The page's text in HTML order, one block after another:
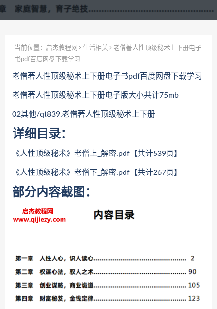
当前位置： 启杰教程网 生活相关
老僧著人性顶级秘术上下册电子
书pdf百度网盘下载学习
老僧著人性顶级秘术上下册电子书pdf百度网盘下载学习
老僧著人性顶级秘术上下册电子版大小共计75mb
02其他/qt839.老僧著人性顶级秘术上下册
详细目录：
《人性顶级秘术》老僧上_解密.pdf【共计539页】
《人性顶级秘术》老僧下_解密.pdf【共计267页】
部分内容截图：